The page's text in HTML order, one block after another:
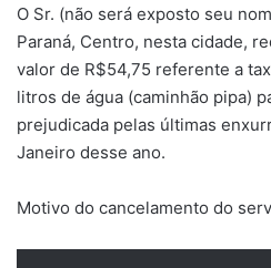
O Sr. (não será exposto seu
Paraná, Centro, nesta cidade,
valor de R$54,75 referente a
litros de água (caminhão pipa)
prejudicada pelas últimas
Janeiro desse ano.
Motivo do cancelamento do